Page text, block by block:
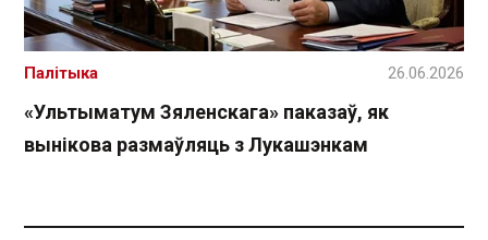
«Ультыматум Зяленскага» паказаў, як
вынікова размаўляць з Лукашэнкам
Палітыка 26.06.2026